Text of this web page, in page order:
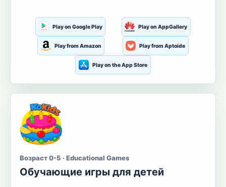
Play on Google Play Play on AppGallery
Play from Amazon Play from Aptoide
Play on the App Store
Возраст 0-5 · Educational Games
Обучающие игры для детей